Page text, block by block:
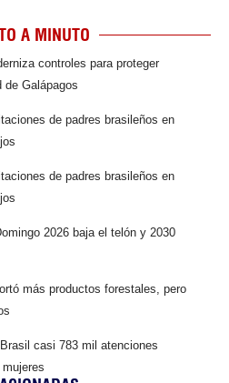
A MINUTO
controles para proteger
de Galápagos
de padres brasileños en
de padres brasileños en
2026 baja el telón y 2030
más productos forestales, pero
casi 783 mil atenciones